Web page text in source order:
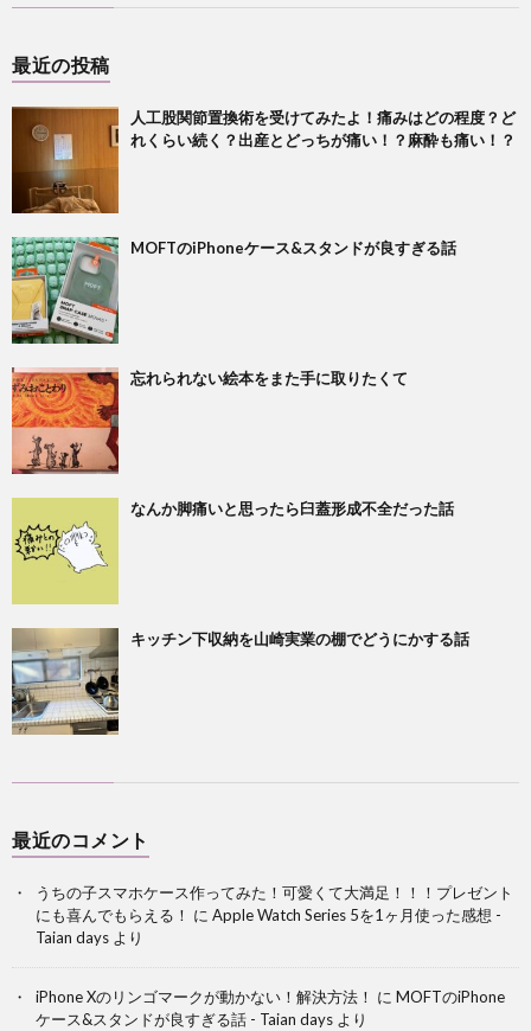
最近の投稿
人工股関節置換術を受けてみたよ！痛みはどの程度？ど
れくらい続く？出産とどっちが痛い！？麻酔も痛い！？
MOFTのiPhoneケース&スタンドが良すぎる話
忘れられない絵本をまた手に取りたくて
なんか脚痛いと思ったら臼蓋形成不全だった話
キッチン下収納を山崎実業の棚でどうにかする話
最近のコメント
うちの子スマホケース作ってみた！可愛くて大満足！！！プレゼント
にも喜んでもらえる！ に Apple Watch Series 5を1ヶ月使った感想 -
Taian days より
iPhone Xのリンゴマークが動かない！解決方法！ に MOFTのiPhone
ケース&スタンドが良すぎる話 - Taian days より